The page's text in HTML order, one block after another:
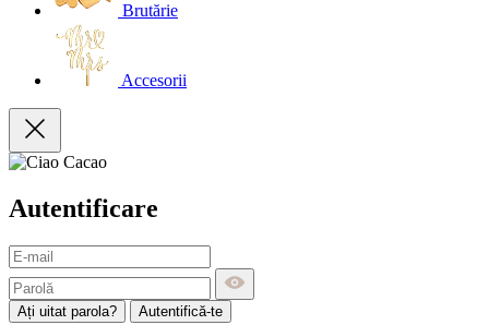
Brutărie
Accesorii
Autentificare
Ați uitat parola? Autentifică-te